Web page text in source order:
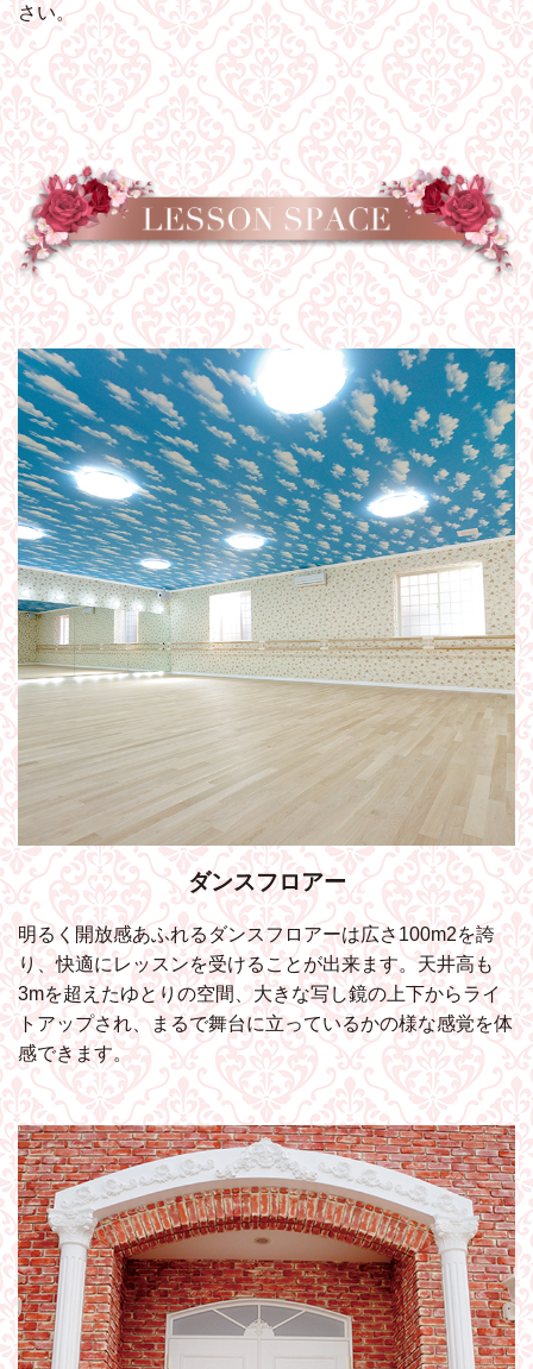
さい。
ダンスフロアー
明るく開放感あふれるダンスフロアーは広さ100m2を誇
り、快適にレッスンを受けることが出来ます。天井高も
3mを超えたゆとりの空間、大きな写し鏡の上下からライ
トアップされ、まるで舞台に立っているかの様な感覚を体
感できます。